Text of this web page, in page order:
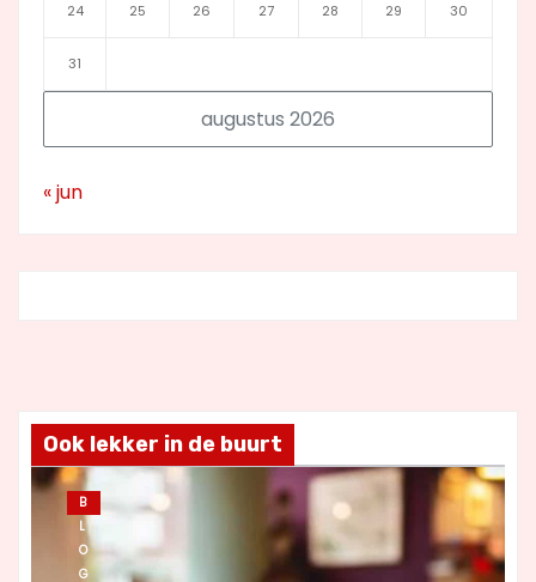
augustus 2026
24 25 26 27 28 29 30
31
« jun
Ook lekker in de buurt
B
L
O
G